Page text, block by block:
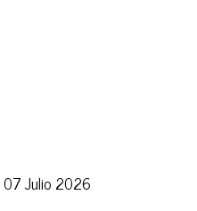
07 Julio 2026